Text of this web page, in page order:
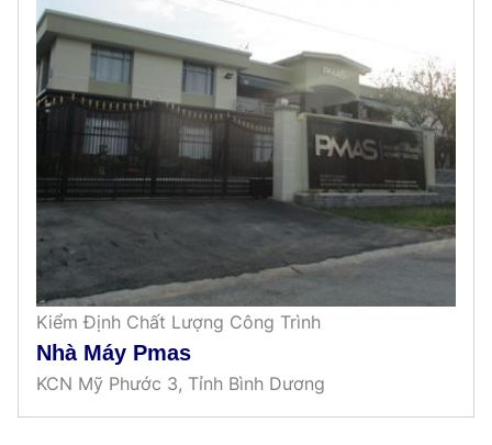
Kiểm Định Chất Lượng Công Trình
Nhà Máy Pmas
KCN Mỹ Phước 3, Tỉnh Bình Dương